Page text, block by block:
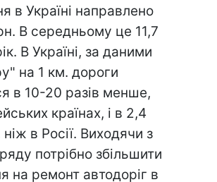
в Україні направлено
В середньому це 11,7
В Україні, за даними
на 1 км. дороги
в 10-20 разів менше,
країнах, і в 2,4
в Росії. Виходячи з
потрібно збільшити
на ремонт автодоріг в